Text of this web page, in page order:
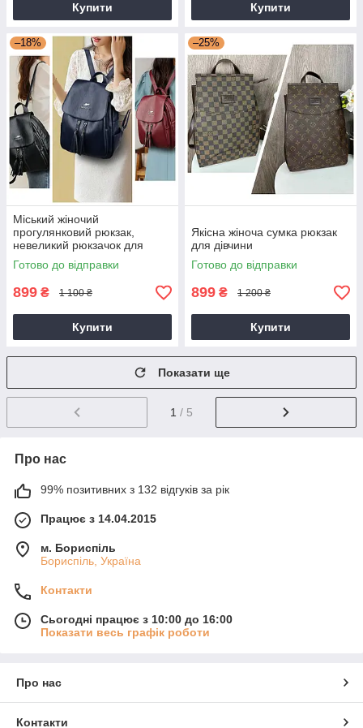
Купити Купити
–18%
Міський жіночий
прогулянковий рюкзак,
невеликий рюкзачок для
дівчини
Готово до відправки
899 ₴ 1 100 ₴
Купити
–25%
Якісна жіноча сумка рюкзак
для дівчини
Готово до відправки
899 ₴ 1 200 ₴
Купити
Показати ще
1 / 5
Про нас
99% позитивних з 132 відгуків за рік
Працює з 14.04.2015
м. Бориспіль
Бориспіль, Україна
Контакти
Сьогодні працює з 10:00 до 16:00
Показати весь графік роботи
Про нас
Контакти